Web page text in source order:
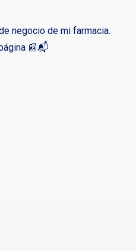
negocio de mi farmacia.
📰📬